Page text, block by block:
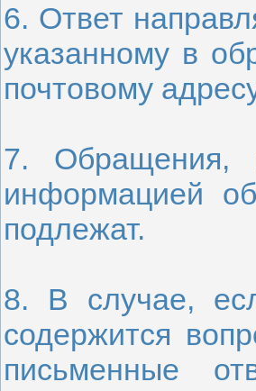
6. Ответ
указанному в
почтовому
7. Обращения,
информацией
подлежат.
8. В случае,
содержится
письменные